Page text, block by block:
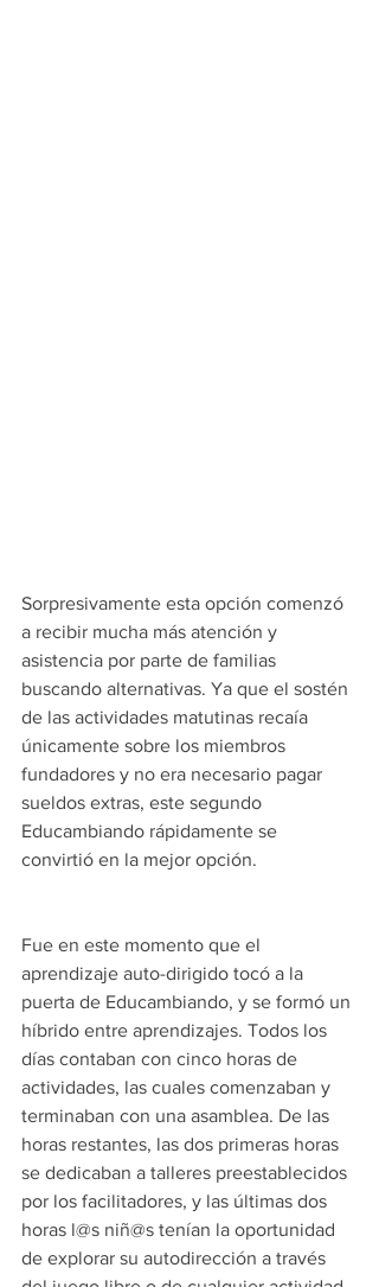
Sorpresivamente esta opción comenzó
a recibir mucha más atención y
asistencia por parte de familias
buscando alternativas. Ya que el sostén
de las actividades matutinas recaía
únicamente sobre los miembros
fundadores y no era necesario pagar
sueldos extras, este segundo
Educambiando rápidamente se
convirtió en la mejor opción.
Fue en este momento que el
aprendizaje auto-dirigido tocó a la
puerta de Educambiando, y se formó un
híbrido entre aprendizajes. Todos los
días contaban con cinco horas de
actividades, las cuales comenzaban y
terminaban con una asamblea. De las
horas restantes, las dos primeras horas
se dedicaban a talleres preestablecidos
por los facilitadores, y las últimas dos
horas l@s niñ@s tenían la oportunidad
de explorar su autodirección a través